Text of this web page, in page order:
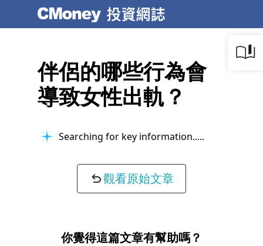
伴侶的哪些行為會
導致女性出軌？
Searching for key information...
觀看原始文章
你覺得這篇文章有幫助嗎？